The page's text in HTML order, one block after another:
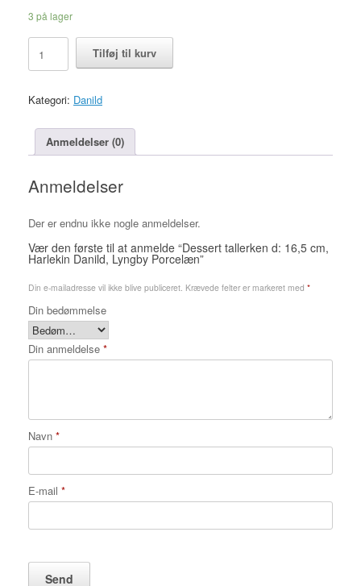
3 på lager
Dessert
tallerken
d:
cm,
Danild,
Lyngby
antal
Tilføj til kurv
Kategori: Danild
Anmeldelser (0)
Anmeldelser
Der er endnu ikke nogle anmeldelser.
Vær den første til at anmelde “Dessert tallerken d: 16,5 cm,
Harlekin Danild, Lyngby Porcelæn”
Din e-mailadresse vil ikke blive publiceret. Krævede felter er markeret med *
Din bedømmelse
Din anmeldelse *
Navn *
E-mail *